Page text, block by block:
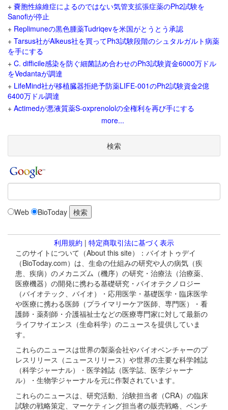
+ 嚢胞性線維症によるのではない気管支拡張症薬のPh2試験を
Sanofiが停止
+ Replimuneの黒色腫薬Tudriqevを米国がとうとう承認
+ Tarsus社がAlkeus社を買ってPh3試験段階のシュタルガルト病薬
を手にする
+ C. difficile感染を防ぐ細菌詰め合わせのPh3試験資金6000万ドル
をVedantaが調達
+ LifeMind社が移植臓器拒絶予防薬LIFE-001のPh2試験資金2億
6400万ドル調達
+ Actimedが悪液質薬S-oxprenololの全権利を再び手にする
more...
検索
Web BioToday
利用規約 | 特定商取引法に基づく表示
このサイトについて（About this site）：バイオトゥデイ
（BioToday.com）は、生命の仕組みの研究や人の病気（疾
患、疾病）のメカニズム（機序）の研究・治療法（治療薬、
医療機器）の開発に携わる基礎研究・バイオテクノロジー
（バイオテック、バイオ）・応用医学・基礎医学・臨床医学
や医療に携わる医師（プライマリーケア医師、専門医）・看
護師・薬剤師・介護福祉士などの医療専門家に対して最新の
ライフサイエンス（生命科学）のニュースを提供していま
す。
これらのニュースは世界の製薬会社やバイオベンチャーのプ
レスリリース（ニュースリリース）や世界の主要な科学雑誌
（科学ジャーナル）・医学雑誌（医学誌、医学ジャーナ
ル）・生物学ジャーナルを元に作製されています。
これらのニュースは、研究活動、治験担当者（CRA）の臨床
試験の戦略策定、マーケティング担当者の販売戦略、ベンチ